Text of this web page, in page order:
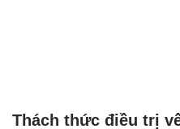
Thách thức điều trị